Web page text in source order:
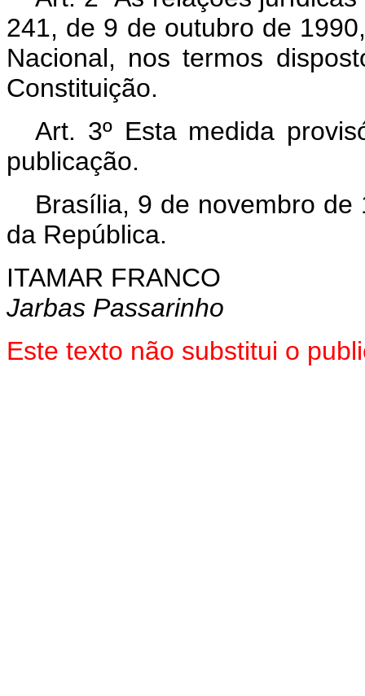
241, de 9 de outubro de
Nacional, nos termos
Constituição.
Art. 3º Esta medida
publicação.
Brasília, 9 de novembro de
da República.
ITAMAR FRANCO
Jarbas Passarinho
Este texto não substitui o